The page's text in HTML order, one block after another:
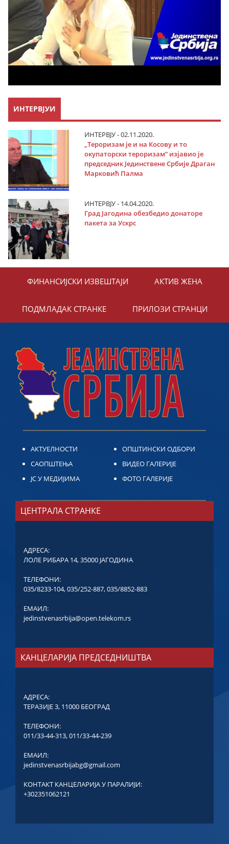
ИНТЕРВЈУИ
ИНТЕРВЈУ - 02.11.2020.
„Тероризам је и на Косову и то
окупаторски тероризам“ изјавио је
председник Јединствене Србије Драган
Марковић Палма
ИНТЕРВЈУ - 14.04.2020.
Град Јагодина обезбедио донаторе
пакета за Ускрс
ФИНАНСИЈСКИ ИЗВЕШТАЈИ АКТИВ ЖЕНА
ПОДМЛАДАК СТРАНКЕ ПРИЛОЗИ СТРАНЦИ
АКТУЕЛНОСТИ
САОПШТЕЊА
ЈС У МЕДИЈИМА
ОПШТИНСКИ ОДБОРИ
ВИДЕО ГАЛЕРИЈЕ
ФОТО ГАЛЕРИЈЕ
ЦЕНТРАЛА СТРАНКЕ
АДРЕСА:
ЛОЛЕ РИБАРА 14, 35000 ЈАГОДИНА
ТЕЛЕФОНИ:
035/8233-104,035/252-887,035/8852-883
ЕМАИЛ:
jedinstvenasrbija@open.telekom.rs
КАНЦЕЛАРИЈА ПРЕДСЕДНИШТВА
АДРЕСА:
ТЕРАЗИЈЕ 3, 11000 БЕОГРАД
ТЕЛЕФОНИ:
011/33-44-313,011/33-44-239
ЕМАИЛ:
jedinstvenasrbijabg@gmail.com
КОНТАКТ КАНЦЕЛАРИЈА У ПАРАЛИЈИ:
+302351062121